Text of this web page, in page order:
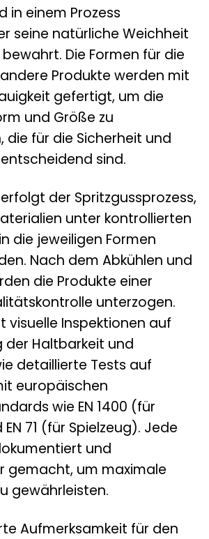
in einem Prozess
seine natürliche Weichheit
Die Formen für die
Produkte werden mit
gefertigt, um die
und Größe zu
die für die Sicherheit und
sind.
der Spritzgussprozess,
unter kontrollierten
die jeweiligen Formen
Nach dem Abkühlen und
die Produkte einer
unterzogen.
visuelle Inspektionen auf
der Haltbarkeit und
detaillierte Tests auf
europäischen
wie EN 1400 (für
71 (für Spielzeug). Jede
und
gemacht, um maximale
gewährleisten.
Aufmerksamkeit für den